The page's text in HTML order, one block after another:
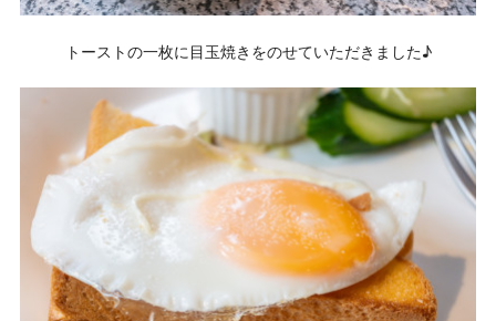
トーストの一枚に目玉焼きをのせていただきました♪